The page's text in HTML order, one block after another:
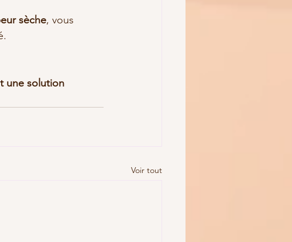
sèche, vous
une solution
Voir tout